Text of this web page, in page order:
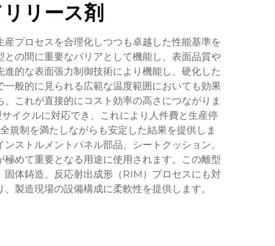
リース剤
プロセスを合理化しつつも卓越した性能基準を
の間に重要なバリアとして機能し、表面品質や
的な表面張力制御技術により機能し、硬化した
般的に見られる広範な温度範囲においても効果
これが直接的にコスト効率の高さにつながりま
イクルに対応でき、これにより人件費と生産停
規制を満たしながらも安定した結果を提供しま
ストルメントパネル部品、シートクッション、
めて重要となる用途に使用されます。この離型
体鋳造、反応射出成形（RIM）プロセスにも対
製造現場の設備構成に柔軟性を提供します。